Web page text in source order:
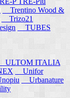
Trentino Wood &
Trizo21
TUBES
ULTOM ITALIA
Unifor
Urbanature